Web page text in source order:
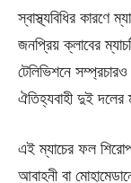
স্বাস্থ্যবিধির কারণে
জনপ্রিয় ক্লাবের
টেলিভিশনে
ঐতিহ্যবাহী দুই দলের
এই ম্যাচের ফল
আবাহনী বা